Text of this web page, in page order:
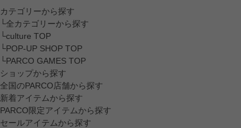
カテゴリーから探す
└全カテゴリーから探す
└culture TOP
└POP-UP SHOP TOP
└PARCO GAMES TOP
ショップから探す
全国のPARCO店舗から探す
新着アイテムから探す
PARCO限定アイテムから探す
セールアイテムから探す